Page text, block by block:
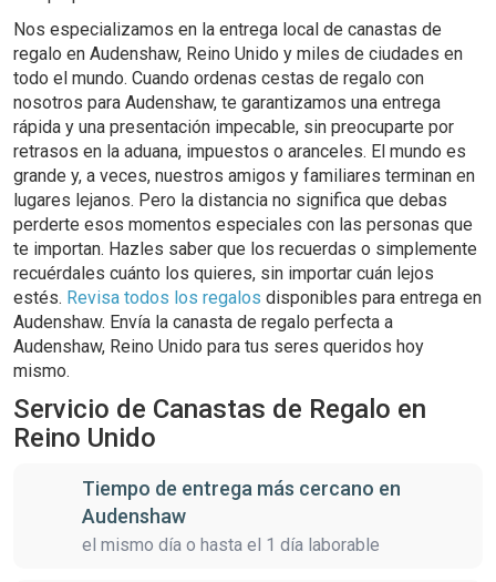
Nos especializamos en la entrega local de canastas de
regalo en Audenshaw, Reino Unido y miles de ciudades en
todo el mundo. Cuando ordenas cestas de regalo con
nosotros para Audenshaw, te garantizamos una entrega
rápida y una presentación impecable, sin preocuparte por
retrasos en la aduana, impuestos o aranceles. El mundo es
grande y, a veces, nuestros amigos y familiares terminan en
lugares lejanos. Pero la distancia no significa que debas
perderte esos momentos especiales con las personas que
te importan. Hazles saber que los recuerdas o simplemente
recuérdales cuánto los quieres, sin importar cuán lejos
estés. Revisa todos los regalos disponibles para entrega en
Audenshaw. Envía la canasta de regalo perfecta a
Audenshaw, Reino Unido para tus seres queridos hoy
mismo.
Servicio de Canastas de Regalo en
Reino Unido
Tiempo de entrega más cercano en
Audenshaw
el mismo día o hasta el 1 día laborable